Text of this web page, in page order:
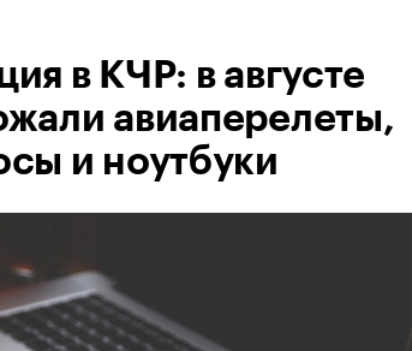
в КЧР: в августе
авиаперелеты,
и ноутбуки